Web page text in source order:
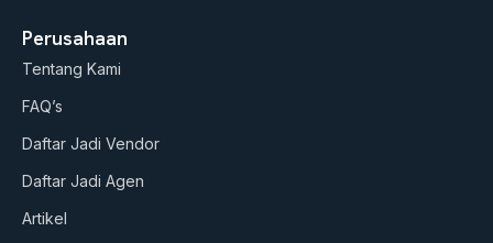
u
t
u
b
e
s
t
a
a
c
e
b
k
Perusahaan
Tentang Kami
FAQ’s
Daftar Jadi Vendor
Daftar Jadi Agen
Artikel